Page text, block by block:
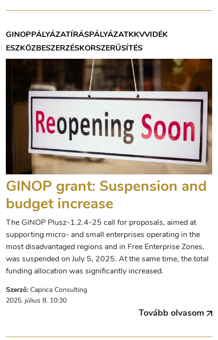
GINOPPÁLYÁZATÍRÁSPÁLYÁZATKKVVIDÉK
ESZKÖZBESZERZÉSKORSZERŰSÍTÉS
GINOP grant: Suspension and
budget increase
The GINOP Plusz-1.2.4-25 call for proposals, aimed at
supporting micro- and small enterprises operating in the
most disadvantaged regions and in Free Enterprise Zones,
was suspended on July 5, 2025. At the same time, the total
funding allocation was significantly increased.
Szerző: Caprica Consulting
2025. július 8. 10:30
Tovább olvasom